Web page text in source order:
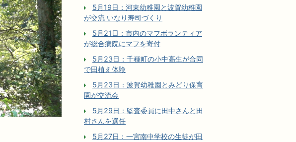
5月19日：河東幼稚園と波賀幼稚園
が交流 いなり寿司づくり
5月21日：市内のマフボランティア
が総合病院にマフを寄付
5月23日：千種町の小中高生が合同
で田植え体験
5月23日：波賀幼稚園とみどり保育
園が交流会
5月29日：監査委員に田中さんと田
村さんを選任
5月27日：一宮南中学校の生徒が田